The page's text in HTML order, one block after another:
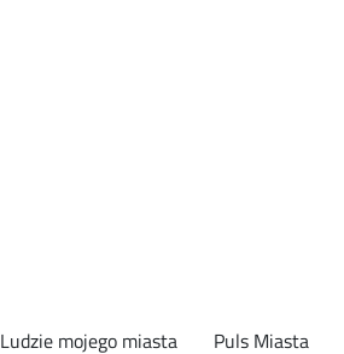
Ludzie mojego miasta Puls Miasta